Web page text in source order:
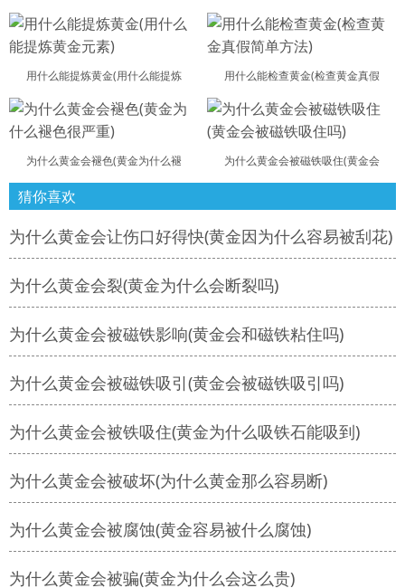
用什么能提炼黄金(用什么能提炼 用什么能检查黄金(检查黄金真假
为什么黄金会褪色(黄金为什么褪 为什么黄金会被磁铁吸住(黄金会
猜你喜欢
为什么黄金会让伤口好得快(黄金因为什么容易被刮花)
为什么黄金会裂(黄金为什么会断裂吗)
为什么黄金会被磁铁影响(黄金会和磁铁粘住吗)
为什么黄金会被磁铁吸引(黄金会被磁铁吸引吗)
为什么黄金会被铁吸住(黄金为什么吸铁石能吸到)
为什么黄金会被破坏(为什么黄金那么容易断)
为什么黄金会被腐蚀(黄金容易被什么腐蚀)
为什么黄金会被骗(黄金为什么会这么贵)